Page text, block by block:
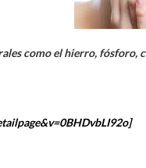
como el hierro,